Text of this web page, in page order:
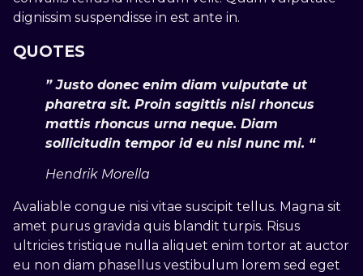
dignissim suspendisse in est ante in.
QUOTES
” Justo donec enim diam vulputate ut
pharetra sit. Proin sagittis nisl rhoncus
mattis rhoncus urna neque. Diam
sollicitudin tempor id eu nisl nunc mi. “
Hendrik Morella
Avaliable congue nisi vitae suscipit tellus. Magna sit
amet purus gravida quis blandit turpis. Risus
ultricies tristique nulla aliquet enim tortor at auctor
eu non diam phasellus vestibulum lorem sed eget